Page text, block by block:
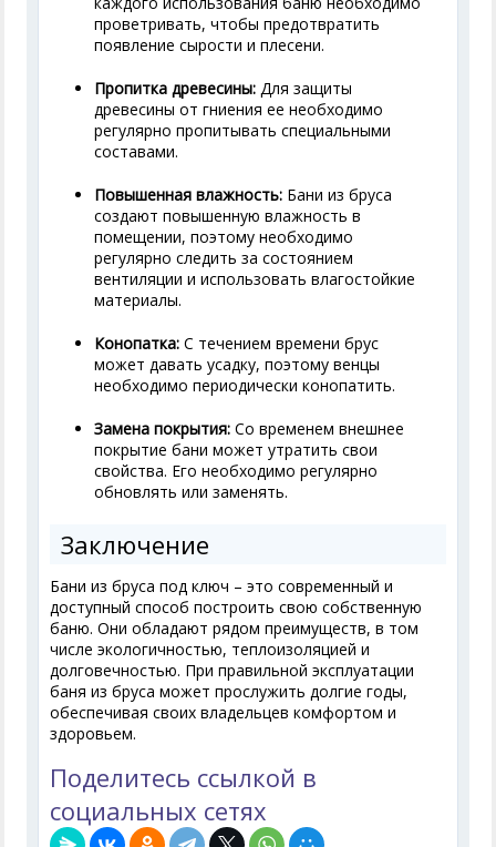
проветривать, чтобы предотвратить
появление сырости и плесени.
Пропитка древесины: Для защиты
древесины от гниения ее необходимо
регулярно пропитывать специальными
составами.
Повышенная влажность: Бани из бруса
создают повышенную влажность в
помещении, поэтому необходимо
регулярно следить за состоянием
вентиляции и использовать влагостойкие
материалы.
Конопатка: С течением времени брус
может давать усадку, поэтому венцы
необходимо периодически конопатить.
Замена покрытия: Со временем внешнее
покрытие бани может утратить свои
свойства. Его необходимо регулярно
обновлять или заменять.
Заключение
Бани из бруса под ключ – это современный и
доступный способ построить свою собственную
баню. Они обладают рядом преимуществ, в том
числе экологичностью, теплоизоляцией и
долговечностью. При правильной эксплуатации
баня из бруса может прослужить долгие годы,
обеспечивая своих владельцев комфортом и
здоровьем.
Поделитесь ссылкой в
социальных сетях